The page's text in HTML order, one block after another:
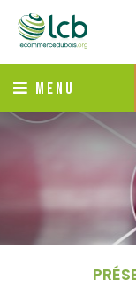
MENU